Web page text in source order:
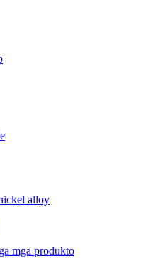
alloy
mga produkto